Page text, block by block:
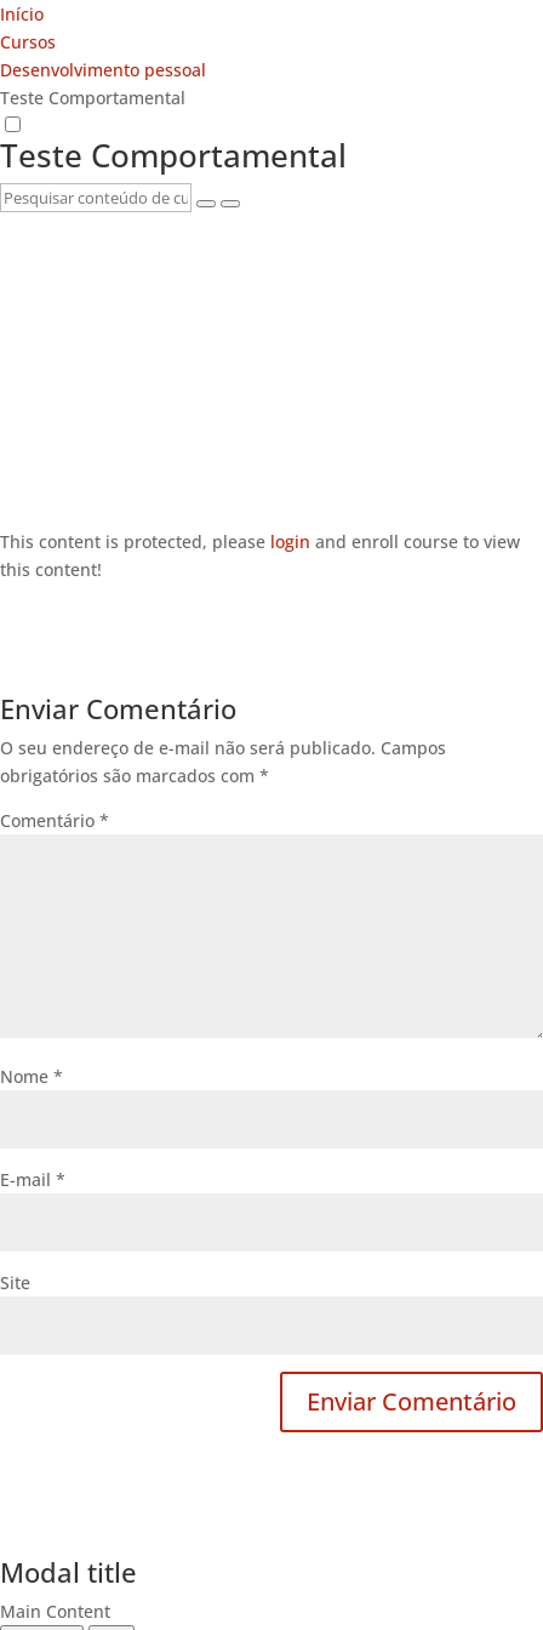
Início
Cursos
Desenvolvimento pessoal
Teste Comportamental
Teste Comportamental
This content is protected, please login and enroll course to view
this content!
Enviar Comentário
O seu endereço de e-mail não será publicado. Campos
obrigatórios são marcados com *
Comentário *
Nome *
E-mail *
Site
Modal title
Main Content